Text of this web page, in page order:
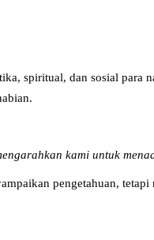
spiritual, dan sosial
kami untuk
pengetahuan, tetapi